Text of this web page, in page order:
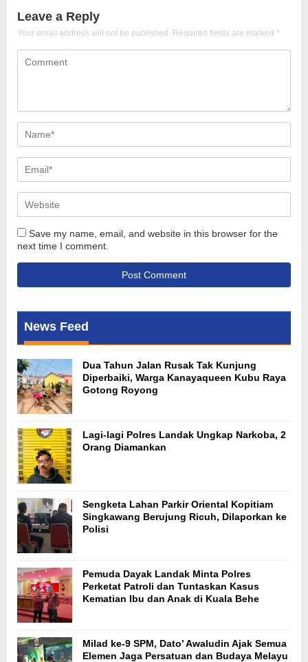
Leave a Reply
Your email address will not be published. Required fields are marked *
Save my name, email, and website in this browser for the
next time I comment.
News Feed
Dua Tahun Jalan Rusak Tak Kunjung
Diperbaiki, Warga Kanayaqueen Kubu Raya
Gotong Royong
Lagi-lagi Polres Landak Ungkap Narkoba, 2
Orang Diamankan
Sengketa Lahan Parkir Oriental Kopitiam
Singkawang Berujung Ricuh, Dilaporkan ke
Polisi
Pemuda Dayak Landak Minta Polres
Perketat Patroli dan Tuntaskan Kasus
Kematian Ibu dan Anak di Kuala Behe
Milad ke-9 SPM, Dato’ Awaludin Ajak Semua
Elemen Jaga Persatuan dan Budaya Melayu